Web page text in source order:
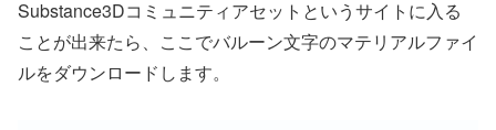
Substance3Dコミュニティアセットというサイトに入る
ことが出来たら、ここでバルーン文字のマテリアルファイ
ルをダウンロードします。